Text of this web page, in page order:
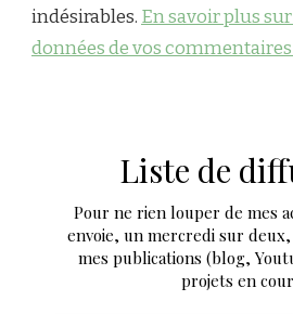
indésirables. En savoir plus
données de vos
Liste de
Pour ne rien louper de mes
envoie, un mercredi sur
mes publications (blog,
projets en